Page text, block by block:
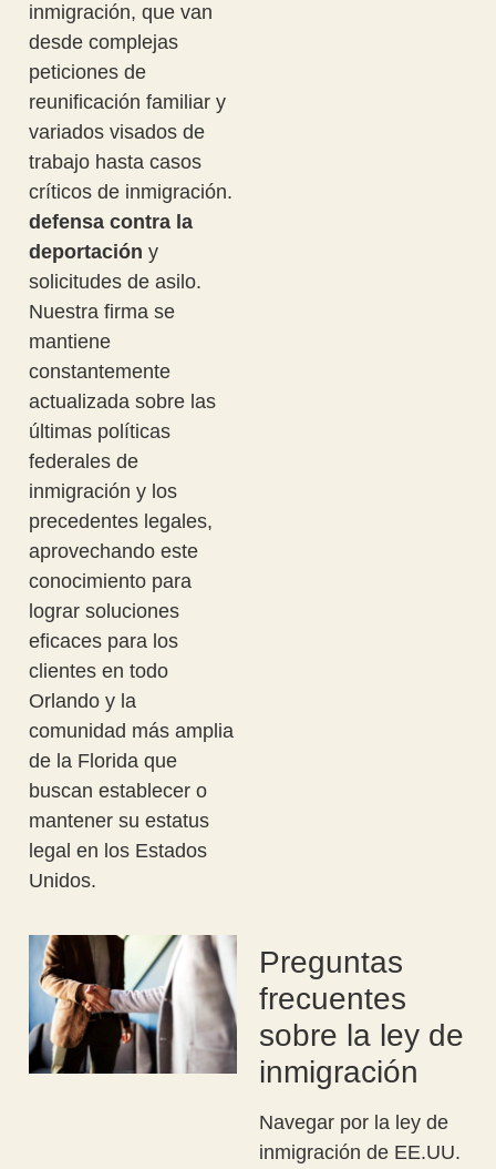
inmigración, que van
desde complejas
peticiones de
reunificación familiar y
variados visados de
trabajo hasta casos
críticos de inmigración.
defensa contra la
deportación y
solicitudes de asilo.
Nuestra firma se
mantiene
constantemente
actualizada sobre las
últimas políticas
federales de
inmigración y los
precedentes legales,
aprovechando este
conocimiento para
lograr soluciones
eficaces para los
clientes en todo
Orlando y la
comunidad más amplia
de la Florida que
buscan establecer o
mantener su estatus
legal en los Estados
Unidos.
Preguntas
frecuentes
sobre la ley de
inmigración
Navegar por la ley de
inmigración de EE.UU.